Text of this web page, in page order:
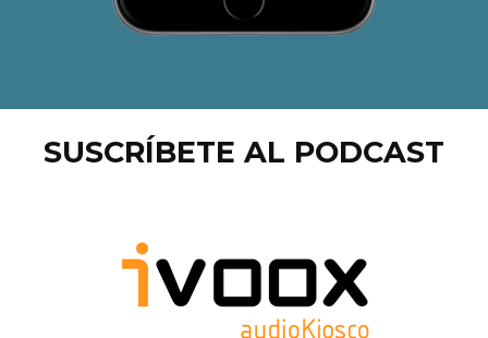
SUSCRÍBETE AL PODCAST